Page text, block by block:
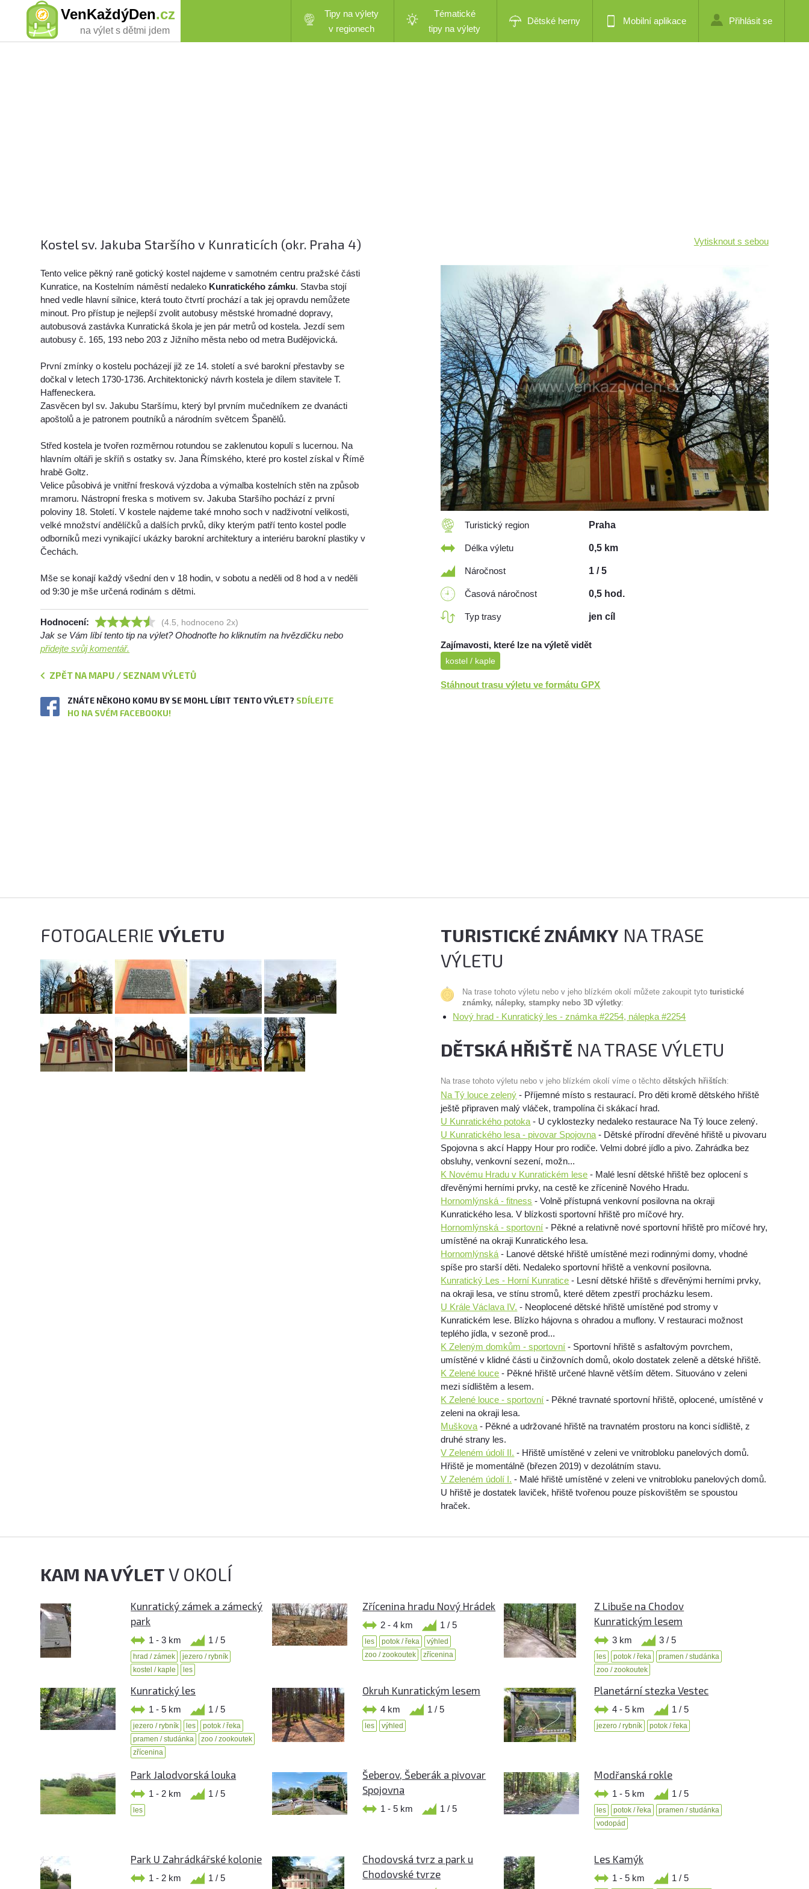
VenKaždýDen.cz
na výlet s dětmi jdem
Tipy na výlety
v regionech
Tématické
tipy na výlety
Dětské herny Mobilní aplikace Přihlásit se
Kostel sv. Jakuba Staršího v Kunraticích (okr. Praha 4) Vytisknout s sebou
Tento velice pěkný raně gotický kostel najdeme v samotném centru pražské části
Kunratice, na Kostelním náměstí nedaleko Kunratického zámku. Stavba stojí
hned vedle hlavní silnice, která touto čtvrtí prochází a tak jej opravdu nemůžete
minout. Pro přístup je nejlepší zvolit autobusy městské hromadné dopravy,
autobusová zastávka Kunratická škola je jen pár metrů od kostela. Jezdí sem
autobusy č. 165, 193 nebo 203 z Jižního města nebo od metra Budějovická.
První zmínky o kostelu pocházejí již ze 14. století a své barokní přestavby se
dočkal v letech 1730-1736. Architektonický návrh kostela je dílem stavitele T.
Haffeneckera.
Zasvěcen byl sv. Jakubu Staršímu, který byl prvním mučedníkem ze dvanácti
apoštolů a je patronem poutníků a národním světcem Španělů.
Střed kostela je tvořen rozměrnou rotundou se zaklenutou kopulí s lucernou. Na
hlavním oltáři je skříň s ostatky sv. Jana Římského, které pro kostel získal v Římě
hrabě Goltz.
Velice působivá je vnitřní fresková výzdoba a výmalba kostelních stěn na způsob
mramoru. Nástropní freska s motivem sv. Jakuba Staršího pochází z první
poloviny 18. Století. V kostele najdeme také mnoho soch v nadživotní velikosti,
velké množství andělíčků a dalších prvků, díky kterým patří tento kostel podle
odborníků mezi vynikající ukázky barokní architektury a interiéru barokní plastiky v
Čechách.
Mše se konají každý všední den v 18 hodin, v sobotu a neděli od 8 hod a v neděli
od 9:30 je mše určená rodinám s dětmi.
Hodnocení: (4.5, hodnoceno 2x)
Jak se Vám líbí tento tip na výlet? Ohodnoťte ho kliknutím na hvězdičku nebo
přidejte svůj komentář.
ZPĚT NA MAPU / SEZNAM VÝLETŮ
ZNÁTE NĚKOHO KOMU BY SE MOHL LÍBIT TENTO VÝLET? SDÍLEJTE
HO NA SVÉM FACEBOOKU!
Turistický region Praha
Délka výletu 0,5 km
Náročnost 1 / 5
Časová náročnost 0,5 hod.
Typ trasy jen cíl
Zajímavosti, které lze na výletě vidět
kostel / kaple
Stáhnout trasu výletu ve formátu GPX
FOTOGALERIEVÝLETU TURISTICKÉ ZNÁMKY NA TRASE
VÝLETU
Na trase tohoto výletu nebo v jeho blízkém okolí můžete zakoupit tytoturistické
známky, nálepky, stampky nebo 3D výletky:
Nový hrad - Kunratický les - známka #2254, nálepka #2254
DĚTSKÁ HŘIŠTĚ NA TRASE VÝLETU
Na trase tohoto výletu nebo v jeho blízkém okolí víme o těchtodětských hřištích:
Na Tý louce zelený - Příjemné místo s restaurací. Pro děti kromě dětského hřiště
ještě připraven malý vláček, trampolína či skákací hrad.
U Kunratického potoka - U cyklostezky nedaleko restaurace Na Tý louce zelený.
U Kunratického lesa - pivovar Spojovna - Dětské přírodní dřevěné hřiště u pivovaru
Spojovna s akcí Happy Hour pro rodiče. Velmi dobré jídlo a pivo. Zahrádka bez
obsluhy, venkovní sezení, možn...
K Novému Hradu v Kunratickém lese - Malé lesní dětské hřiště bez oplocení s
dřevěnými herními prvky, na cestě ke zřícenině Nového Hradu.
Hornomlýnská - fitness - Volně přístupná venkovní posilovna na okraji
Kunratického lesa. V blízkosti sportovní hřiště pro míčové hry.
Hornomlýnská - sportovní - Pěkné a relativně nové sportovní hřiště pro míčové hry,
umístěné na okraji Kunratického lesa.
Hornomlýnská - Lanové dětské hřiště umístěné mezi rodinnými domy, vhodné
spíše pro starší děti. Nedaleko sportovní hřiště a venkovní posilovna.
Kunratický Les - Horní Kunratice - Lesní dětské hřiště s dřevěnými herními prvky,
na okraji lesa, ve stínu stromů, které dětem zpestří procházku lesem.
U Krále Václava IV. - Neoplocené dětské hřiště umístěné pod stromy v
Kunratickém lese. Blízko hájovna s ohradou a muflony. V restauraci možnost
teplého jídla, v sezoně prod...
K Zeleným domkům - sportovní - Sportovní hřiště s asfaltovým povrchem,
umístěné v klidné části u činžovních domů, okolo dostatek zeleně a dětské hřiště.
K Zelené louce - Pěkné hřiště určené hlavně větším dětem. Situováno v zeleni
mezi sídlištěm a lesem.
K Zelené louce - sportovní - Pěkné travnaté sportovní hřiště, oplocené, umístěné v
zeleni na okraji lesa.
Muškova - Pěkné a udržované hřiště na travnatém prostoru na konci sídliště, z
druhé strany les.
V Zeleném údolí II. - Hřiště umístěné v zeleni ve vnitrobloku panelových domů.
Hřiště je momentálně (březen 2019) v dezolátním stavu.
V Zeleném údolí I. - Malé hřiště umístěné v zeleni ve vnitrobloku panelových domů.
U hřiště je dostatek laviček, hřiště tvořenou pouze pískovištěm se spoustou
hraček.
KAM NA VÝLETV OKOLÍ
Kunratický zámek a zámecký
park
1 - 3 km 1 / 5
hrad / zámek
jezero / rybník
kostel / kaple
les
Zřícenina hradu Nový Hrádek
2 - 4 km 1 / 5
les potok / řeka
výhled
zoo / zookoutek
zřícenina
Z Libuše na Chodov
Kunratickým lesem
3 km 3 / 5
les potok / řeka
pramen / studánka
zoo / zookoutek
Kunratický les
1 - 5 km 1 / 5
jezero / rybník les
potok / řeka
pramen / studánka
zoo / zookoutek
zřícenina
Okruh Kunratickým lesem
4 km 1 / 5
les výhled
Planetární stezka Vestec
4 - 5 km 1 / 5
jezero / rybník potok / řeka
Park Jalodvorská louka
1 - 2 km 1 / 5
les
Šeberov, Šeberák a pivovar
Spojovna
1 - 5 km 1 / 5
Modřanská rokle
1 - 5 km 1 / 5
les potok / řeka
pramen / studánka
vodopád
Park U Zahrádkářské kolonie
1 - 2 km 1 / 5
Chodovská tvrz a park u
Chodovské tvrze
Les Kamýk
1 - 5 km 1 / 5